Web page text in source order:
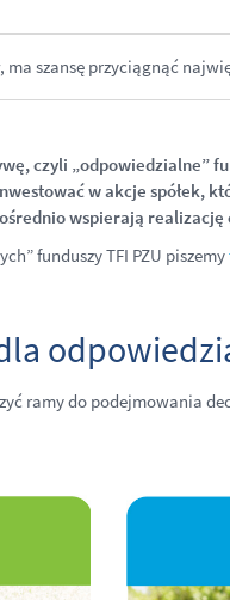
szansę przyciągnąć
czyli „odpowiedzialne”
wakcje spółek,
wspierają realizację
funduszy TFI PZU piszemy
ramy do podejmowania